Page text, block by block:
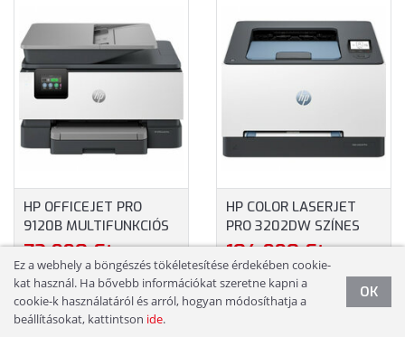
HP OFFICEJET PRO
9120B MULTIFUNKCIÓS
TINTASUGARAS
NYOMTATÓ (4V2N0B)
73 990 Ft
HP COLOR LASERJET
PRO 3202DW SZÍNES
LÉZER NYOMTATÓ
(499R0F)
104 990 Ft
2
Ez a webhely a böngészés tökéletesítése érdekében cookie-
kat használ. Ha bővebb információkat szeretne kapni a
cookie-k használatáról és arról, hogyan módosíthatja a
beállításokat, kattintson ide.
OK